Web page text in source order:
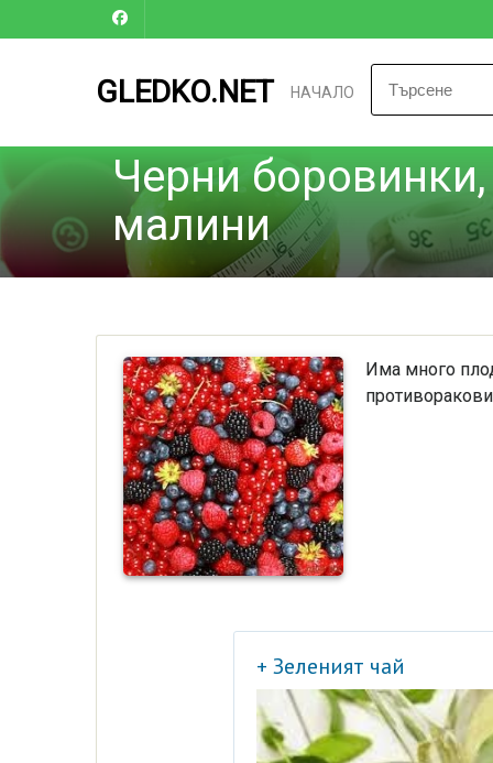
GLEDKO.NET НАЧАЛО
Черни боровинки,
малини
Има много
+ Зеленият чай